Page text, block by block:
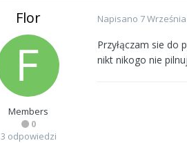
Flor
Members
0
3 odpowiedzi
Napisano 7
Przyłączam sie do
nikt nikogo nie